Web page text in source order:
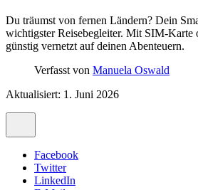
Du träumst von fernen Ländern? Dein
wichtigster Reisebegleiter. Mit SIM-Karte
günstig vernetzt auf deinen Abenteuern.
Verfasst von Manuela Oswald
Aktualisiert: 1. Juni 2026
Facebook
Twitter
LinkedIn